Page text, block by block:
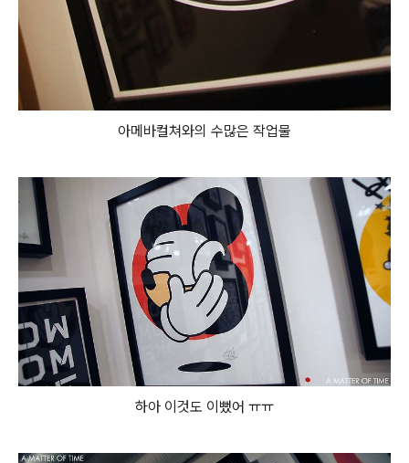
아메바컬쳐와의 수많은 작업물
하아 이것도 이뻤어 ㅠㅠ